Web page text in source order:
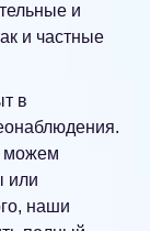
и
и частные
в
можем
или
наши